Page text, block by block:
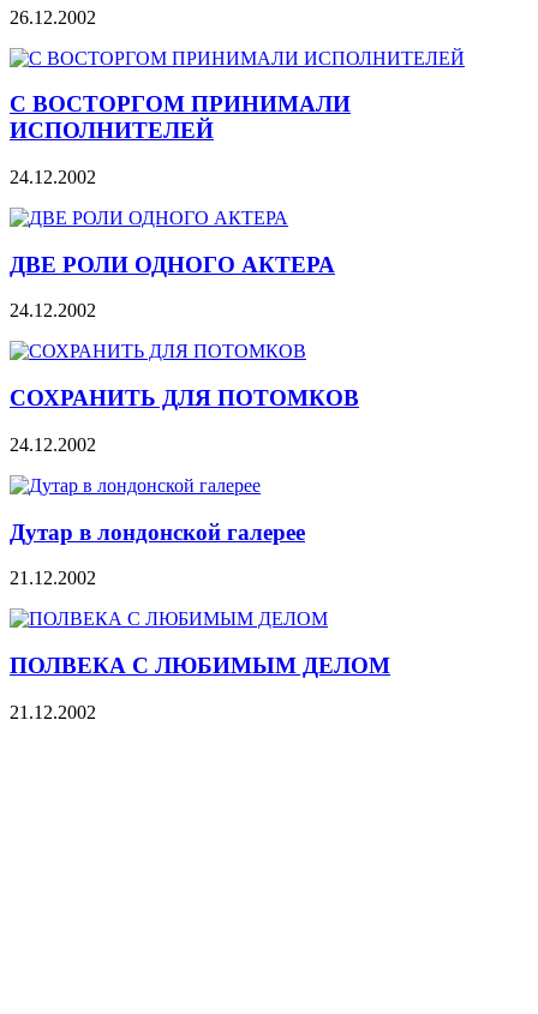
26.12.2002
С ВОСТОРГОМ ПРИНИМАЛИ
ИСПОЛНИТЕЛЕЙ
24.12.2002
ДВЕ РОЛИ ОДНОГО АКТЕРА
24.12.2002
СОХРАНИТЬ ДЛЯ ПОТОМКОВ
24.12.2002
Дутар в лондонской галерее
21.12.2002
ПОЛВЕКА С ЛЮБИМЫМ ДЕЛОМ
21.12.2002